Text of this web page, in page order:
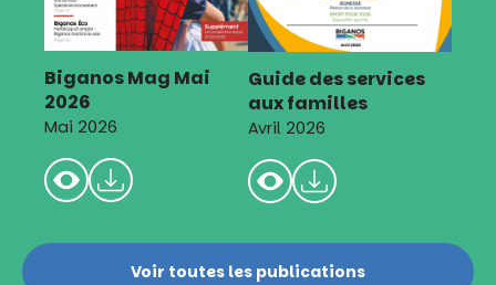
Biganos Mag Mai
2026
Mai 2026
Guide des services
aux familles
Avril 2026
Voir toutes les publications